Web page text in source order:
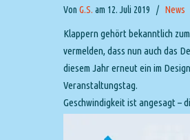
Von G.S. am 12. Juli 2019 / News
Klappern gehört bekanntlich
vermelden, dass nun auch das
diesem Jahr erneut ein im
Veranstaltungstag.
Geschwindigkeit ist angesagt –